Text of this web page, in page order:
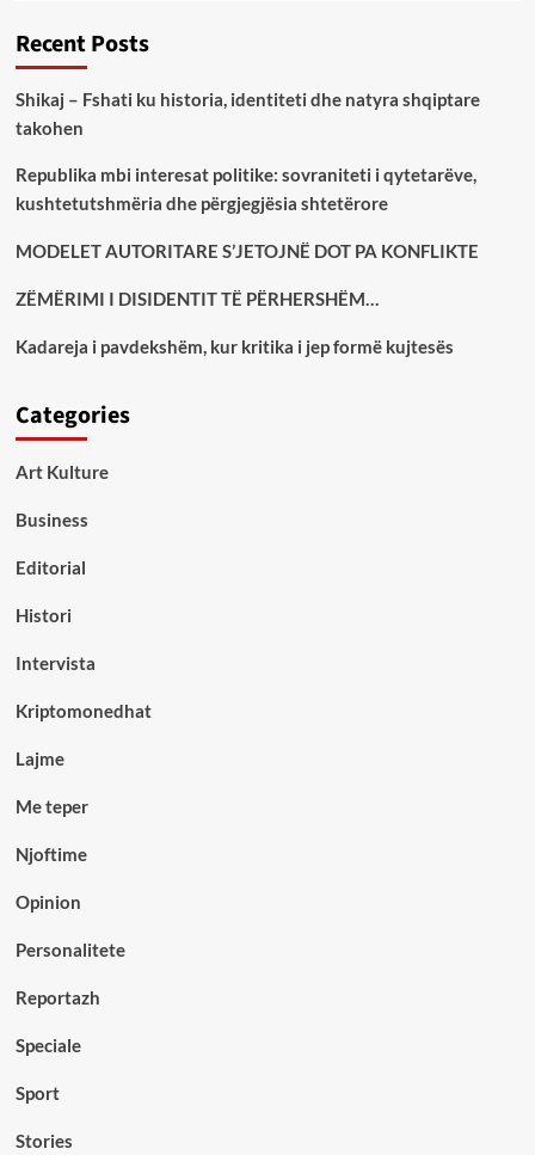
Recent Posts
Shikaj – Fshati ku historia, identiteti dhe natyra shqiptare
takohen
Republika mbi interesat politike: sovraniteti i qytetarëve,
kushtetutshmëria dhe përgjegjësia shtetërore
MODELET AUTORITARE S’JETOJNË DOT PA KONFLIKTE
ZËMËRIMI I DISIDENTIT TË PËRHERSHËM…
Kadareja i pavdekshëm, kur kritika i jep formë kujtesës
Categories
Art Kulture
Business
Editorial
Histori
Intervista
Kriptomonedhat
Lajme
Me teper
Njoftime
Opinion
Personalitete
Reportazh
Speciale
Sport
Stories